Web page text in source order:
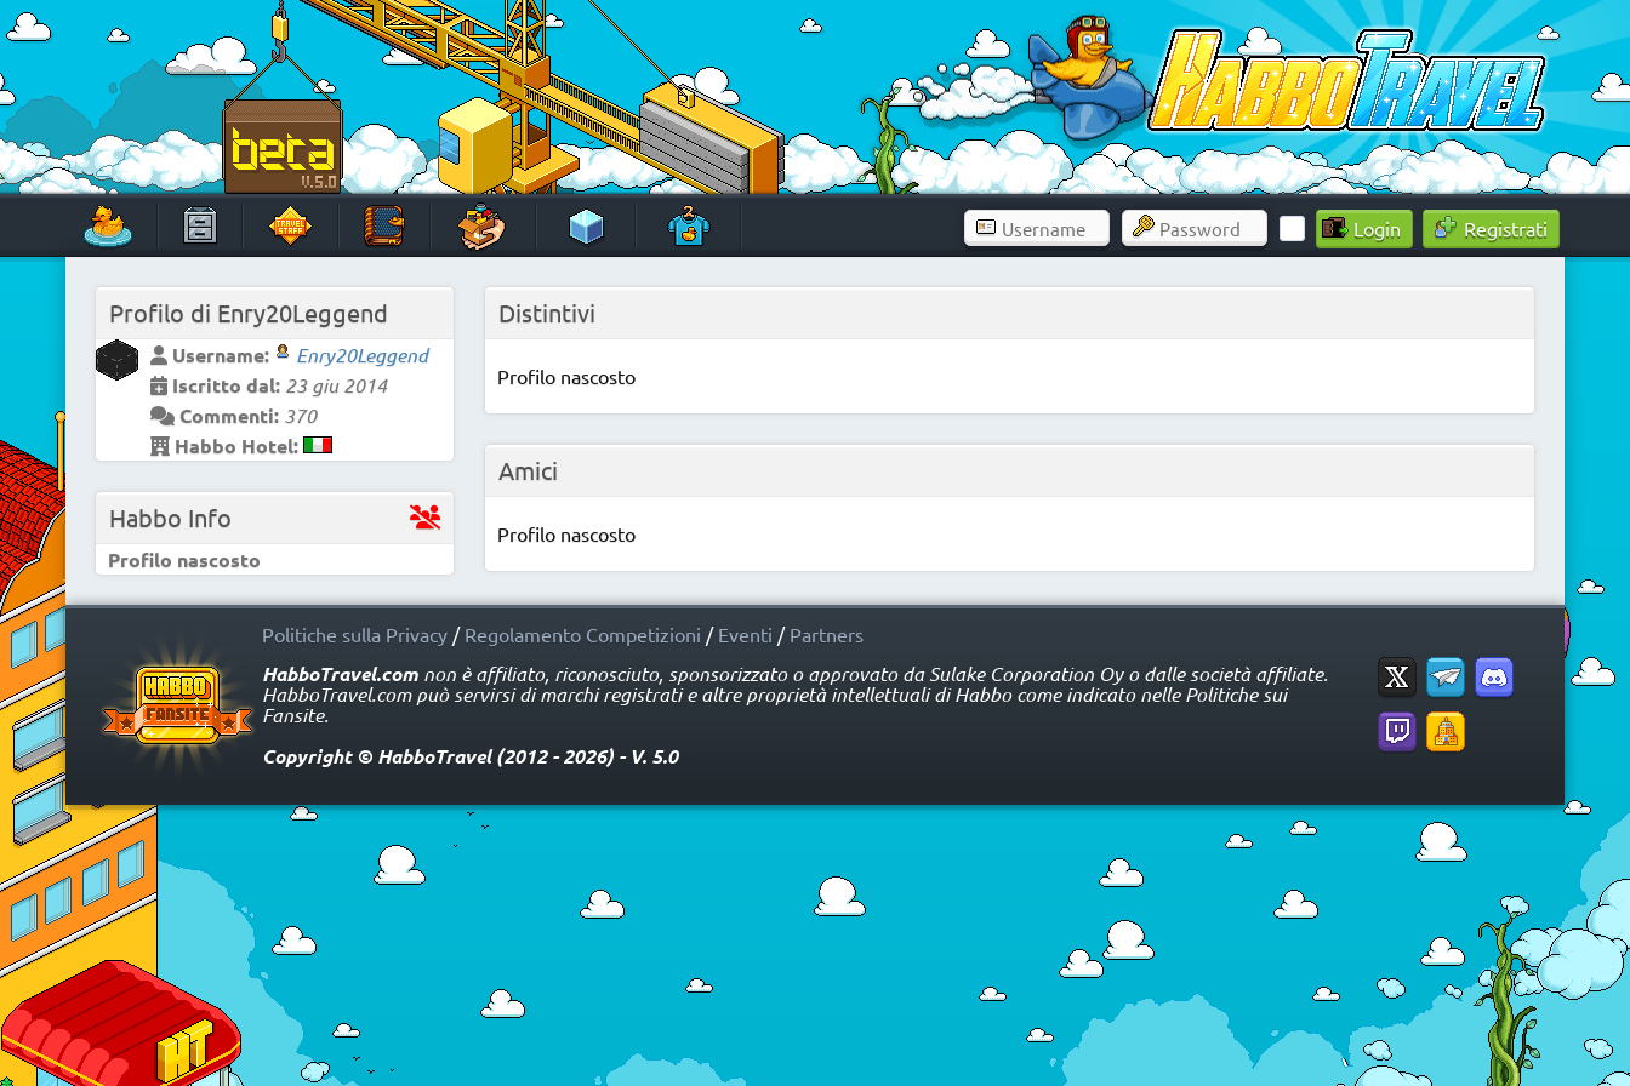
Skip
to
content
HabboTravel
Un viaggio di pixel!
Registrati
Profilo di Enry20Leggend
Username:
Enry20Leggend
Iscritto dal: 23 giu 2014
Commenti: 370
Habbo Hotel:
Habbo Info
Profilo nascosto
Distintivi
Profilo nascosto
Amici
Profilo nascosto
Politiche sulla Privacy/ Regolamento Competizioni / Eventi / Partners
HabboTravel.comnon è affiliato, riconosciuto, sponsorizzato o approvato da Sulake Corporation Oy o dalle società affiliate.
HabboTravel.com può servirsi di marchi registrati e altre proprietà intellettuali di Habbo come indicato nelle Politiche sui
Fansite.
Copyright © HabboTravel (2012 - 2026) - V. 5.0